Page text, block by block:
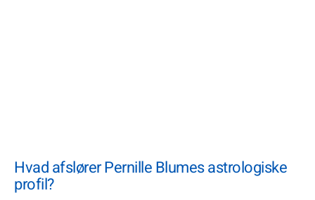
Hvad afslører Pernille Blumes astrologiske
profil?